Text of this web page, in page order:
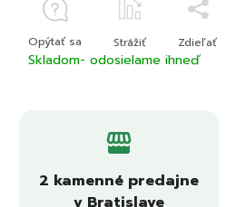
Skladom- odosielame ihneď
Opýtať sa Strážiť Zdieľať
2 kamenné predajne
v Bratislave